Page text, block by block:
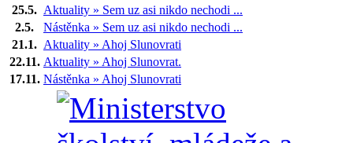
25.5. Aktuality » Sem uz asi nikdo nechodi ...
2.5.
Nástěnka » Sem uz asi nikdo nechodi ...
21.1. Aktuality » Ahoj Slunovrati
22.11. Aktuality » Ahoj Slunovrat.
17.11. Nástěnka » Ahoj Slunovrati